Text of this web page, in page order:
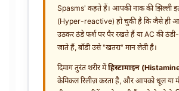
Spasms' कहते हैं। आपकी नाक की झिल्ली
(Hyper-reactive) हो चुकी है कि जैसे ही
उठकर ठंडे फर्श पर पैर रखते हैं या AC की
जाते हैं, बॉडी उसे "खतरा" मान लेती है।
दिमाग तुरंत शरीर मेंहिस्टामाइन
केमिकल रिलीज़ करता है, और आपको धूल या